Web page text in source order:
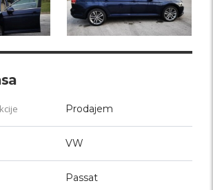
Prodajem
VW
Passat